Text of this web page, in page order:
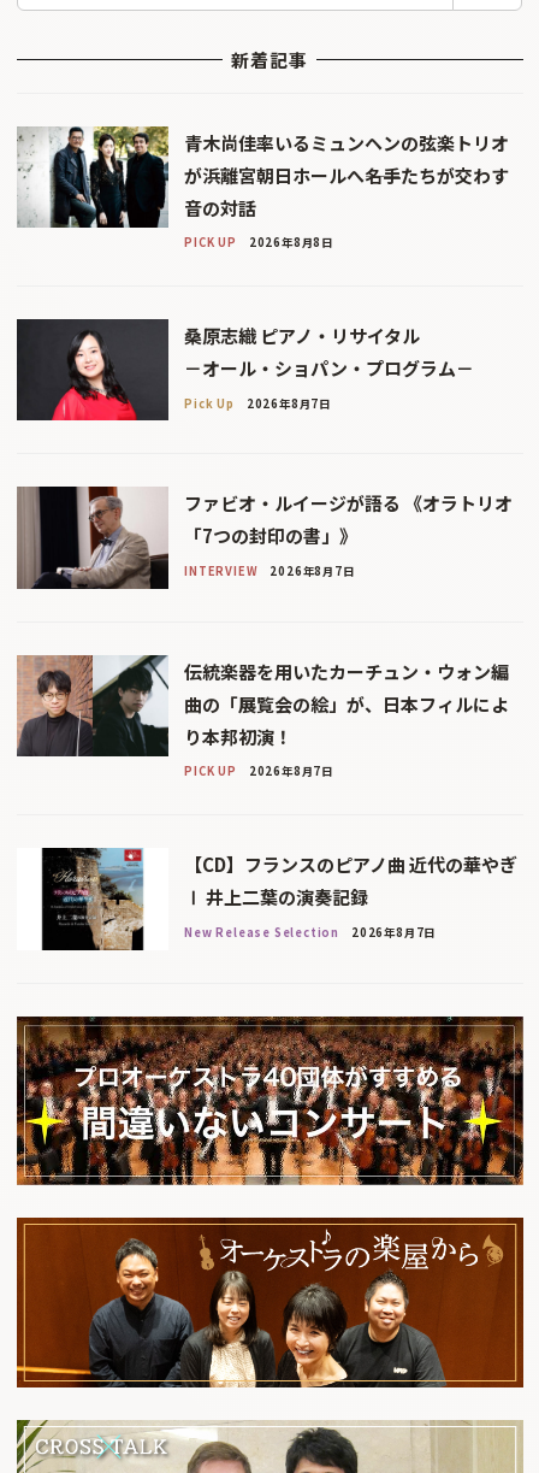
新着記事
青木尚佳率いるミュンヘンの弦楽トリオ
が浜離宮朝日ホールへ――名手たちが交わす
音の対話
PICK UP 2026年8月8日
桑原志織 ピアノ・リサイタル
－オール・ショパン・プログラム－
Pick Up 2026年8月7日
ファビオ・ルイージが語る 《オラトリオ
「7つの封印の書」》
INTERVIEW 2026年8月7日
伝統楽器を用いたカーチュン・ウォン編
曲の「展覧会の絵」が、日本フィルによ
り本邦初演！
PICK UP 2026年8月7日
【CD】フランスのピアノ曲 近代の華やぎ
Ⅰ 井上二葉の演奏記録
New Release Selection 2026年8月7日